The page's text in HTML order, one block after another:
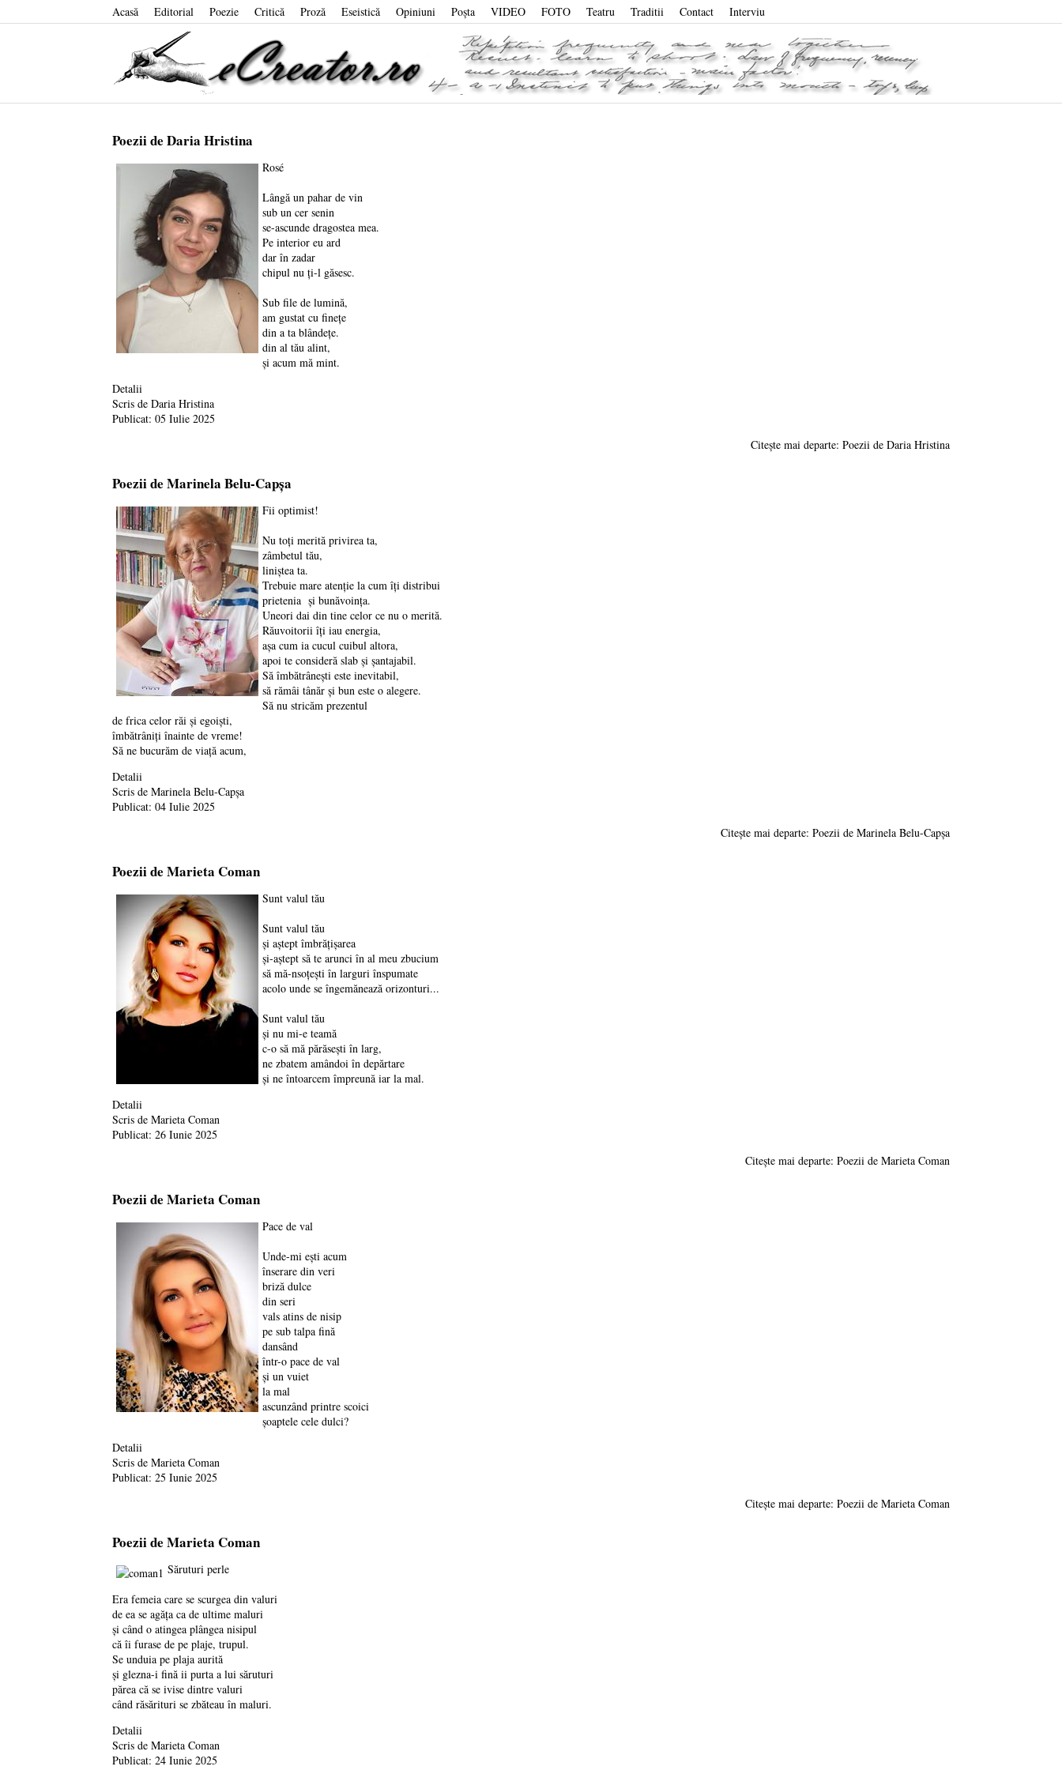
Acasă Editorial Poezie Critică Proză Eseistică Opiniuni Poşta VIDEO FOTO Teatru Traditii Contact Interviu
Poezii de Daria Hristina
Rosé
Lângă un pahar de vin
sub un cer senin
se-ascunde dragostea mea.
Pe interior eu ard
dar în zadar
chipul nu ți-l găsesc.
Sub file de lumină,
am gustat cu finețe
din a ta blândețe.
din al tău alint,
și acum mă mint.
Detalii
Scris de Daria Hristina
Publicat: 05 Iulie 2025
Citește mai departe: Poezii de Daria Hristina
Poezii de Marinela Belu-Capșa
Fii optimist!
Nu toți merită privirea ta,
zâmbetul tău,
liniștea ta.
Trebuie mare atenție la cum îți distribui
prietenia și bunăvoința.
Uneori dai din tine celor ce nu o merită.
Răuvoitorii îți iau energia,
așa cum ia cucul cuibul altora,
apoi te consideră slab și șantajabil.
Să îmbătrânești este inevitabil,
să rămâi tânăr și bun este o alegere.
Să nu stricăm prezentul
de frica celor răi și egoiști,
îmbătrâniți înainte de vreme!
Să ne bucurăm de viață acum,
Detalii
Scris de Marinela Belu-Capșa
Publicat: 04 Iulie 2025
Citește mai departe: Poezii de Marinela Belu-Capșa
Poezii de Marieta Coman
Sunt valul tău
Sunt valul tău
şi aştept îmbrăţişarea
şi-aştept să te arunci în al meu zbucium
să mă-nsoţeşti în larguri înspumate
acolo unde se îngemănează orizonturi...
Sunt valul tău
şi nu mi-e teamă
c-o să mă părăseşti în larg,
ne zbatem amândoi în depărtare
şi ne întoarcem împreună iar la mal.
Detalii
Scris de Marieta Coman
Publicat: 26 Iunie 2025
Citește mai departe: Poezii de Marieta Coman
Poezii de Marieta Coman
Pace de val
Unde-mi ești acum
înserare din veri
briză dulce
din seri
vals atins de nisip
pe sub talpa fină
dansând
într-o pace de val
și un vuiet
la mal
ascunzând printre scoici
șoaptele cele dulci?
Detalii
Scris de Marieta Coman
Publicat: 25 Iunie 2025
Citește mai departe: Poezii de Marieta Coman
Poezii de Marieta Coman
Săruturi perle
Era femeia care se scurgea din valuri
de ea se agăța ca de ultime maluri
și când o atingea plângea nisipul
că îi furase de pe plaje, trupul.
Se unduia pe plaja aurită
și glezna-i fină ii purta a lui săruturi
părea că se ivise dintre valuri
când răsărituri se zbăteau în maluri.
Detalii
Scris de Marieta Coman
Publicat: 24 Iunie 2025